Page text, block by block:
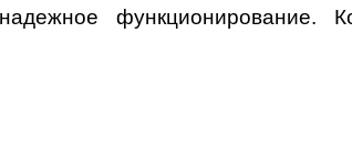
функционирование.